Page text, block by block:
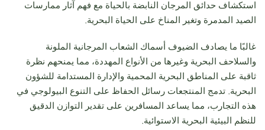
استكشاف حدائق المرجان النابضة بالحياة مع فهم آثار ممارسات
الصيد المدمرة وتغير المناخ على الحياة البحرية.
غالبًا ما يصادف الضيوف أسماك الشعاب المرجانية الملونة
والسلاحف البحرية وغيرها من الأنواع المهددة، مما يمنحهم نظرة
ثاقبة على المناطق البحرية المحمية والإدارة المستدامة للشؤون
البحرية. تدمج المنتجعات رسائل الحفاظ على التنوع البيولوجي في
هذه التجارب، مما يساعد المسافرين على تقدير التوازن الدقيق
للنظم البيئية البحرية الاستوائية.